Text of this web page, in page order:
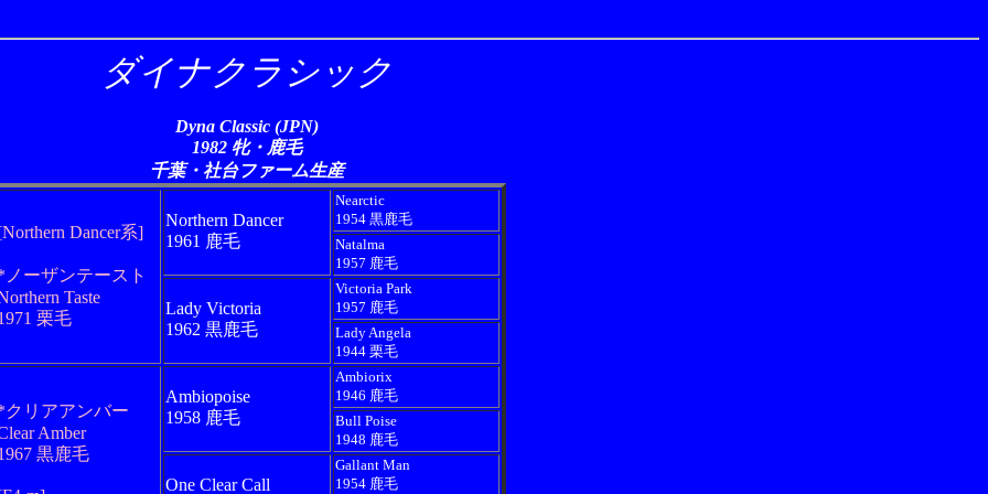
ダイナクラシック
Dyna Classic (JPN)
1982 牝・鹿毛
千葉・社台ファーム生産
Dancer系]
ノーザンテースト
Taste
栗毛
Northern Dancer
1961 鹿毛
Nearctic
1954 黒鹿毛
Natalma
1957 鹿毛
Lady Victoria
1962 黒鹿毛
Victoria Park
1957 鹿毛
Lady Angela
1944 栗毛
クリアアンバー
Amber
黒鹿毛
Ambiopoise
1958 鹿毛
Ambiorix
1946 鹿毛
Bull Poise
1948 鹿毛
One Clear Call
Gallant Man
1954 鹿毛